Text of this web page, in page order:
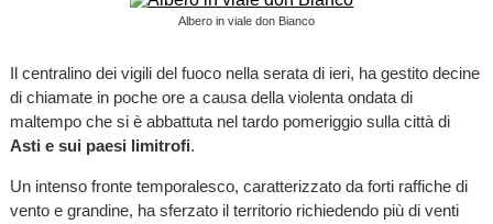
Albero in viale don Bianco
Il centralino dei vigili del fuoco nella serata di ieri, ha gestito decine
di chiamate in poche ore a causa della violenta ondata di
maltempo che si è abbattuta nel tardo pomeriggio sulla città di
Asti e sui paesi limitrofi.
Un intenso fronte temporalesco, caratterizzato da forti raffiche di
vento e grandine, ha sferzato il territorio richiedendo più di venti